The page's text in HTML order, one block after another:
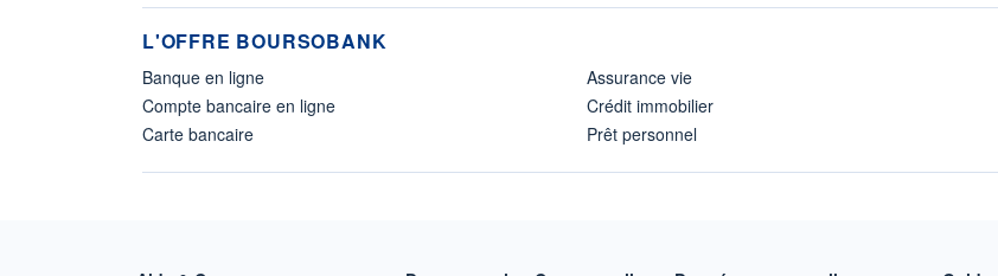
L'OFFRE BOURSOBANK
Banque en ligne
Compte bancaire en ligne
Carte bancaire
Assurance vie
Crédit immobilier
Prêt personnel